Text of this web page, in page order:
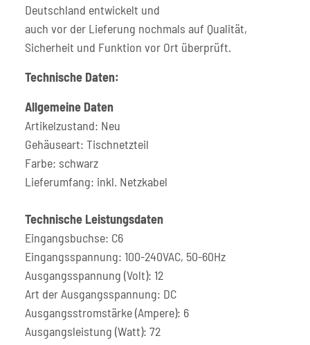
Deutschland entwickelt und
auch vor der Lieferung nochmals auf Qualität,
Sicherheit und Funktion vor Ort überprüft.
Technische Daten:
Allgemeine Daten
Artikelzustand: Neu
Gehäuseart: Tischnetzteil
Farbe: schwarz
Lieferumfang: inkl. Netzkabel
Technische Leistungsdaten
Eingangsbuchse: C6
Eingangsspannung: 100-240VAC, 50-60Hz
Ausgangsspannung (Volt): 12
Art der Ausgangsspannung: DC
Ausgangsstromstärke (Ampere): 6
Ausgangsleistung (Watt): 72